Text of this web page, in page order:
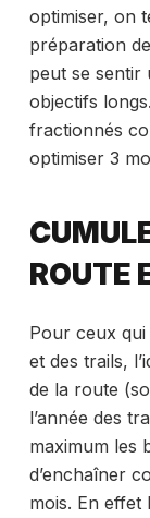
optimiser, on
préparation
peut se sentir
objectifs
fractionnés
optimiser 3
ROUTE
Pour ceux
et des trails,
de la route
l’année des
maximum les
d’enchaîner
mois. En effet